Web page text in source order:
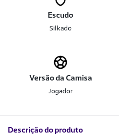
Escudo
Silkado
Versão da Camisa
Jogador
Descrição do produto